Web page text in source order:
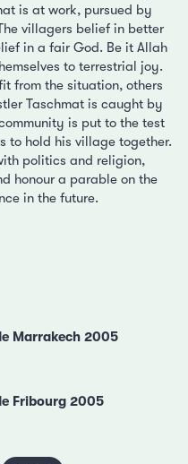
is at work, pursued by
villagers belief in better
in a fair God. Be it Allah
to terrestrial joy.
from the situation, others
Taschmat is caught by
is put to the test
to hold his village together.
politics and religion,
honour a parable on the
in the future.
Marrakech 2005
Fribourg 2005